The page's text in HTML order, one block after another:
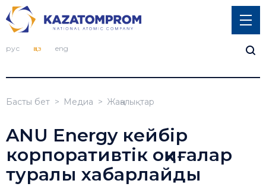
рус қаз eng
Басты бет Медиа Жаңалықтар
ANU Energy кейбір
корпоративтік оқиғалар
туралы хабарлайды